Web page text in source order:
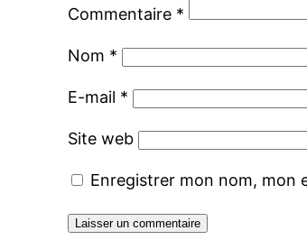
Commentaire *
Nom *
E-mail *
Site web
Enregistrer mon nom, mon